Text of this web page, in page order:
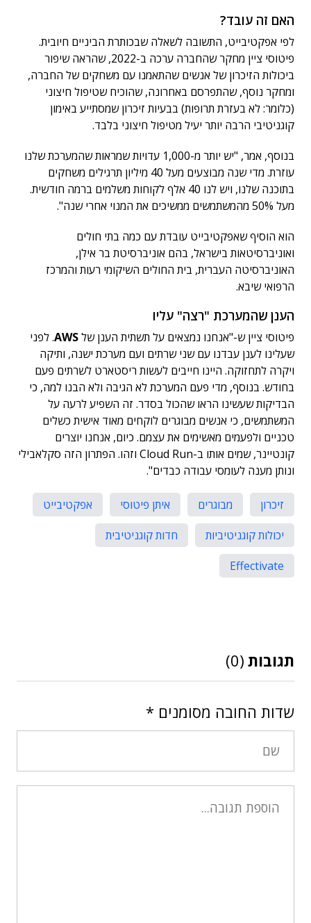
האם זה עובד?
לפי אפקטיבייט, התשובה לשאלה שבכותרת הביניים חיובית.
פיטוסי ציין מחקר שהחברה ערכה ב-2022, שהראה שיפור
ביכולות הזיכרון של אנשים שהתאמנו עם משחקים של החברה,
ומחקר נוסף, שהתפרסם באחרונה, שהוכיח שטיפול חיצוני
(כלומר: לא בעזרת תרופות) בבעיות זיכרון שמסתייע באימון
קוגניטיבי הרבה יותר יעיל מטיפול חיצוני בלבד.
בנוסף, אמר, "יש יותר מ-1,000 עדויות שמראות שהמערכת שלנו
עוזרת. מדי שנה מבוצעים מעל 40 מיליון תרגילים משחקים
בתוכנה שלנו, ויש לנו 40 אלף לקוחות משלמים ברמה חודשית.
מעל 50% מהמשתמשים ממשיכים את המנוי אחרי שנה".
הוא הוסיף שאפקטיבייט עובדת עם כמה בתי חולים
ואוניברסיטאות בישראל, בהם אוניברסיטת בר אילן,
האוניברסיטה העברית, בית החולים השיקומי רעות והמרכז
הרפואי שיבא.
הענן שהמערכת "רצה" עליו
פיטוסי ציין ש-"אנחנו נמצאים על תשתית הענן שלAWS. לפני
שעלינו לענן עבדנו עם שני שרתים ועם מערכת ישנה, ותיקה
ויקרה לתחזוקה. היינו חייבים לעשות ריסטארט לשרתים פעם
בחודש. בנוסף, מדי פעם המערכת לא הגיבה ולא הבנו למה, כי
הבדיקות שעשינו הראו שהכול בסדר. זה השפיע לרעה על
המשתמשים, כי אנשים מבוגרים לוקחים מאוד אישית כשלים
טכניים ולפעמים מאשימים את עצמם. כיום, אנחנו יוצרים
קונטיינר, שמים אותו ב-Cloud Run וזהו. הפתרון הזה סקלאבילי
ונותן מענה לעומסי עבודה כבדים".
זיכרון מבוגרים איתן פיטוסי
אפקטיבייט
יכולות קוגניטיביות
חדות קוגניטיבית
Effectivate
תגובות (0)
שדות החובה מסומנים *